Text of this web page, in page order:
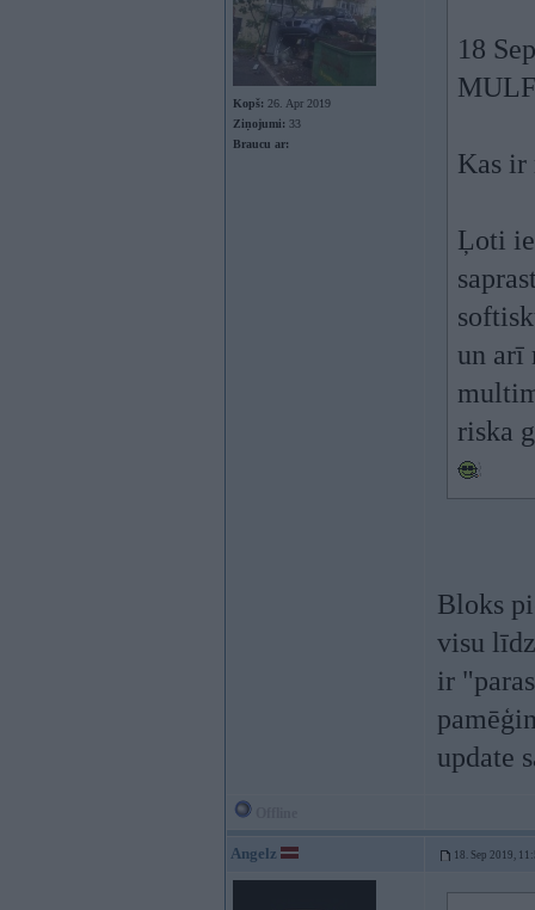
Kopš: 26. Apr 2019
Ziņojumi: 33
Braucu ar:
18
Kas ir
Ļoti
un arī
riska
Bloks
visu
ir
update
Angelz 18. Sep 2019,